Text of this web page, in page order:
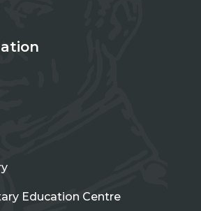
Education Centre